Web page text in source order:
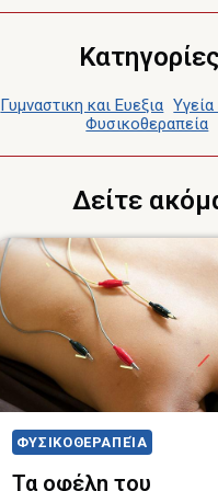
Κατηγορίες
Γυμναστικη και Ευεξια Υγεία
Φυσικοθεραπεία
Δείτε
ΦΥΣΙΚΟΘΕΡΑΠΕΊΑ
Τα οφέλη του